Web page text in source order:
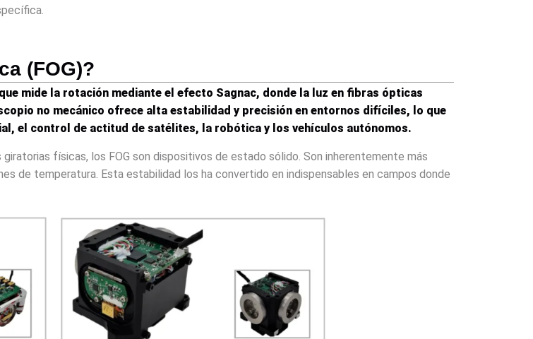
(FOG)?
mide la rotación mediante el efecto Sagnac, donde la luz en fibras ópticas
no mecánico ofrece alta estabilidad y precisión en entornos difíciles, lo que
el control de actitud de satélites, la robótica y los vehículos autónomos.
físicas, los FOG son dispositivos de estado sólido. Son inherentemente más
de temperatura. Esta estabilidad los ha convertido en indispensables en campos donde